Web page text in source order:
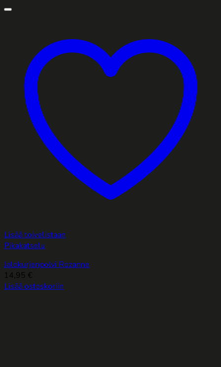
Lisää toivelistaan
Pikakatselu
Jalokurjenpolvi Rozanne
14,95 €
Lisää ostoskoriin